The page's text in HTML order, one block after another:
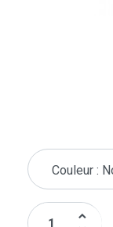
keyboard_arrow_up